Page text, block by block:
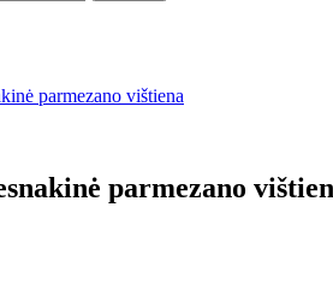
parmezano vištiena
parmezano